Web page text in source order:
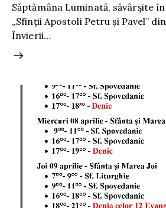
Săptămâna Luminată, săvârșite
„Sfinții Apostoli Petru și Pavel”
Învierii…